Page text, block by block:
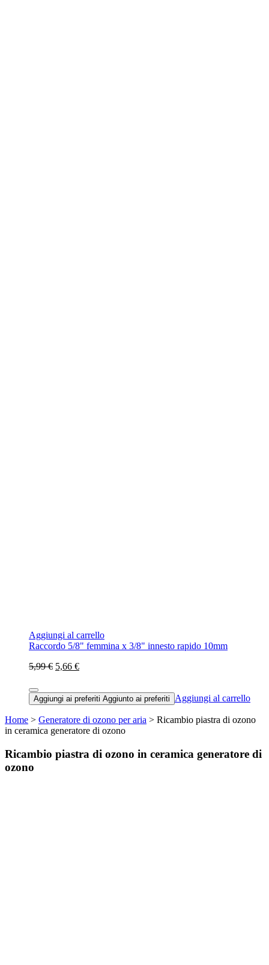
Aggiungi al carrello
Raccordo 5/8" femmina x 3/8" innesto rapido 10mm
5,99 € 5,66 €
Aggiungi ai preferiti Aggiunto ai preferiti Aggiungi al carrello
Home > Generatore di ozono per aria > Ricambio piastra di ozono
in ceramica generatore di ozono
Ricambio piastra di ozono in ceramica generatore di
ozono